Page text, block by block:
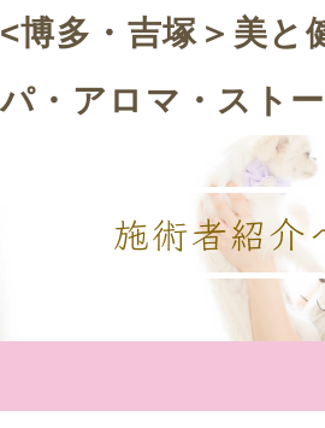
<博多・吉塚＞美と
パ・アロマ・スト
施術者紹介